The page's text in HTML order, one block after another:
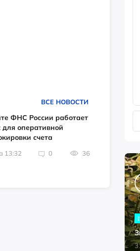
ВСЕ НОВОСТИ
ФНС России работает
для оперативной
счета
13:32 0 36